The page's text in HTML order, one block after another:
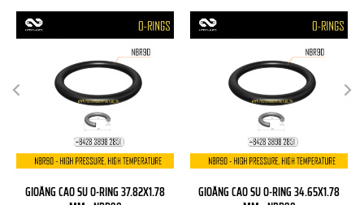
GIOĂNG CAO SU O-RING 37.82X1.78
GIOĂNG CAO SU O-RING 34.65X1.78